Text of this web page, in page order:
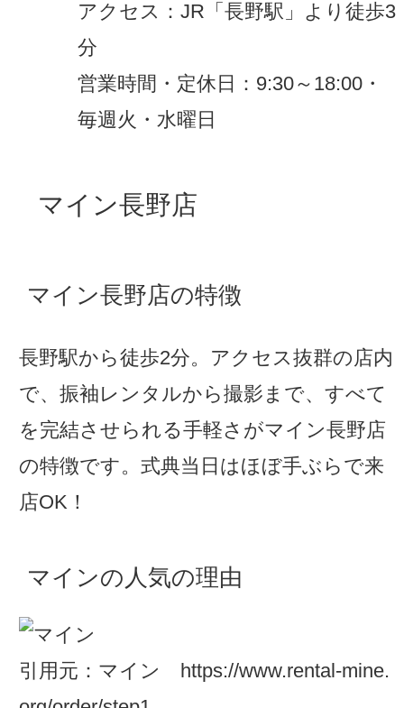
アクセス：JR「長野駅」より徒歩3
分
営業時間・定休日：9:30～18:00・
毎週火・水曜日
マイン長野店
マイン長野店の特徴
長野駅から徒歩2分。アクセス抜群の店内
で、振袖レンタルから撮影まで、すべて
を完結させられる手軽さがマイン長野店
の特徴です。式典当日はほぼ手ぶらで来
店OK！
マインの人気の理由
引用元：マイン https://www.rental-mine.